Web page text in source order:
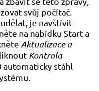
svůj počítač.
je navštívit
na nabídku Start a
Aktualizace a
Kontrola
automaticky stáhl